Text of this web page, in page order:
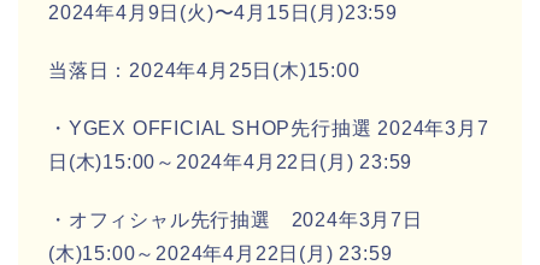
2024年4月9日(火)〜4月15日(月)23:59
当落日：2024年4月25日(木)15:00
・YGEX OFFICIAL SHOP先行抽選 2024年3月7
日(木)15:00～2024年4月22日(月) 23:59
・オフィシャル先行抽選 2024年3月7日
(木)15:00～2024年4月22日(月) 23:59